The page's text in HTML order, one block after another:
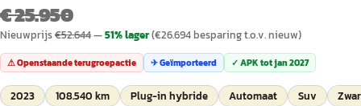
€ 25.950
Nieuwprijs€52.644—51% lager(€26.694besparing t.o.v. nieuw)
⚠ Openstaande terugroepactie ✈ Geïmporteerd ✓ APK totjan 2027
2023 108.540 km Plug-in hybride Automaat Suv